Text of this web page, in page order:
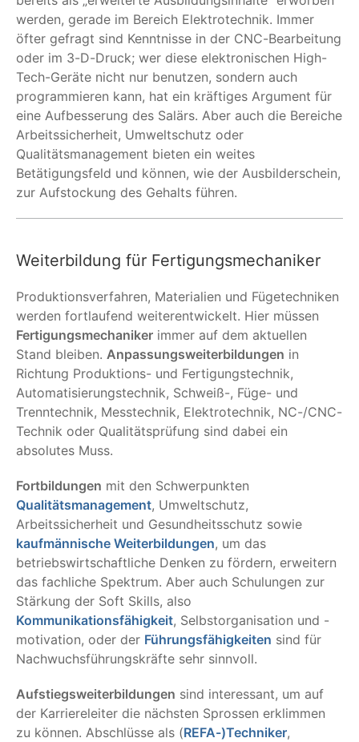
werden, gerade im Bereich Elektrotechnik. Immer
öfter gefragt sind Kenntnisse in der CNC-Bearbeitung
oder im 3-D-Druck; wer diese elektronischen High-
Tech-Geräte nicht nur benutzen, sondern auch
programmieren kann, hat ein kräftiges Argument für
eine Aufbesserung des Salärs. Aber auch die Bereiche
Arbeitssicherheit, Umweltschutz oder
Qualitätsmanagement bieten ein weites
Betätigungsfeld und können, wie der Ausbilderschein,
zur Aufstockung des Gehalts führen.
Weiterbildung für Fertigungsmechaniker
Produktionsverfahren, Materialien und Fügetechniken
werden fortlaufend weiterentwickelt. Hier müssen
Fertigungsmechaniker immer auf dem aktuellen
Stand bleiben. Anpassungsweiterbildungen in
Richtung Produktions- und Fertigungstechnik,
Automatisierungstechnik, Schweiß-, Füge- und
Trenntechnik, Messtechnik, Elektrotechnik, NC-/CNC-
Technik oder Qualitätsprüfung sind dabei ein
absolutes Muss.
Fortbildungen mit den Schwerpunkten
Qualitätsmanagement, Umweltschutz,
Arbeitssicherheit und Gesundheitsschutz sowie
kaufmännische Weiterbildungen, um das
betriebswirtschaftliche Denken zu fördern, erweitern
das fachliche Spektrum. Aber auch Schulungen zur
Stärkung der Soft Skills, also
Kommunikationsfähigkeit, Selbstorganisation und -
motivation, oder der Führungsfähigkeiten sind für
Nachwuchsführungskräfte sehr sinnvoll.
Aufstiegsweiterbildungen sind interessant, um auf
der Karriereleiter die nächsten Sprossen erklimmen
zu können. Abschlüsse als (REFA-)Techniker,